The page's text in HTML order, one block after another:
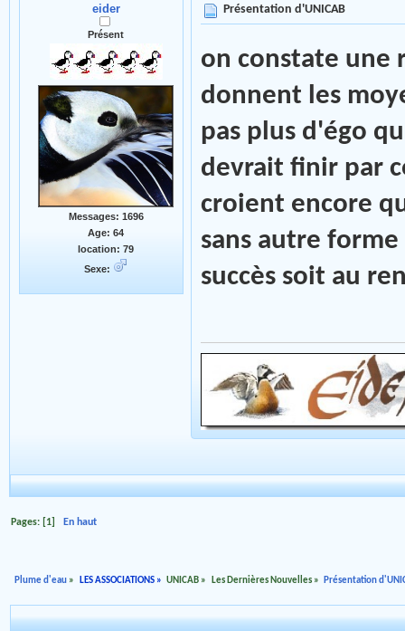
eider
Présent
Messages: 1696
Age: 64
location: 79
Sexe:
Présentation d'UNICAB
on constate une
donnent les
pas plus d'égo
devrait finir par
croient encore
sans autre
succès soit au
Pages: [1] En haut
Plume d'eau » LES ASSOCIATIONS» UNICAB » Les Dernières Nouvelles» Présentation